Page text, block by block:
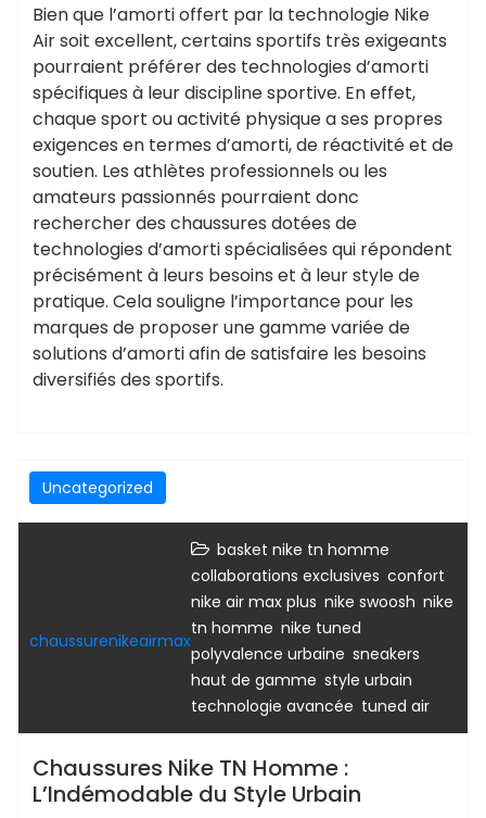
Bien que l’amorti offert par la technologie Nike
Air soit excellent, certains sportifs très exigeants
pourraient préférer des technologies d’amorti
spécifiques à leur discipline sportive. En effet,
chaque sport ou activité physique a ses propres
exigences en termes d’amorti, de réactivité et de
soutien. Les athlètes professionnels ou les
amateurs passionnés pourraient donc
rechercher des chaussures dotées de
technologies d’amorti spécialisées qui répondent
précisément à leurs besoins et à leur style de
pratique. Cela souligne l’importance pour les
marques de proposer une gamme variée de
solutions d’amorti afin de satisfaire les besoins
diversifiés des sportifs.
Uncategorized
chaussurenikeairmax
basket nike tn homme
collaborations exclusives confort
nike air max plus nike swoosh nike
tn homme nike tuned
polyvalence urbaine sneakers
haut de gamme style urbain
technologie avancée tuned air
Chaussures Nike TN Homme :
L’Indémodable du Style Urbain